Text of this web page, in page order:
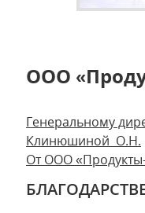
ООО
Генеральному
Клинюшиной О.Н.
От ООО